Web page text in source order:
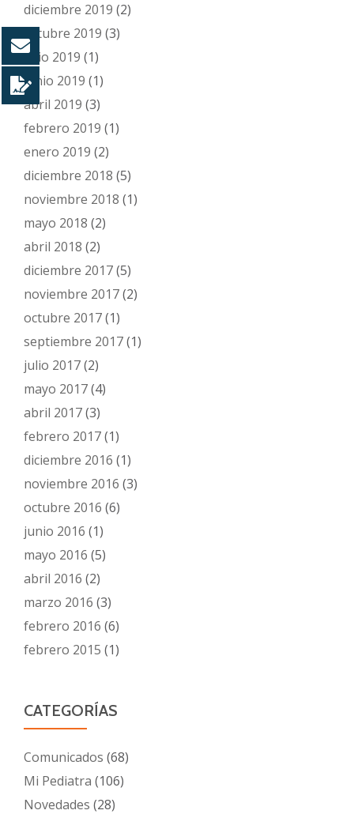
diciembre 2019 (2)
octubre 2019 (3)
julio 2019 (1)
junio 2019 (1)
abril 2019 (3)
febrero 2019 (1)
enero 2019 (2)
diciembre 2018 (5)
noviembre 2018 (1)
mayo 2018 (2)
abril 2018 (2)
diciembre 2017(5)
noviembre 2017(2)
octubre 2017(1)
septiembre 2017(1)
julio 2017(2)
mayo 2017(4)
abril 2017(3)
febrero 2017(1)
diciembre 2016 (1)
noviembre 2016 (3)
octubre 2016 (6)
junio 2016 (1)
mayo 2016 (5)
abril 2016 (2)
marzo 2016 (3)
febrero 2016 (6)
febrero 2015 (1)
CATEGORÍAS
Comunicados (68)
Mi Pediatra (106)
Novedades (28)